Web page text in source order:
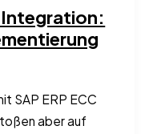
Integration:
SAP ERP ECC
aber auf